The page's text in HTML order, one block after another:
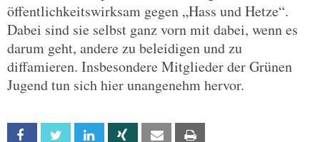
öffentlichkeitswirksam gegen „Hass und Hetze“.
Dabei sind sie selbst ganz vorn mit dabei, wenn es
darum geht, andere zu beleidigen und zu
diffamieren. Insbesondere Mitglieder der Grünen
Jugend tun sich hier unangenehm hervor.
Facebook Twitter Linkedin Xing Email